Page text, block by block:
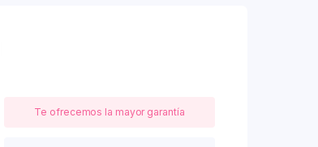
Te ofrecemos la mayor garantía